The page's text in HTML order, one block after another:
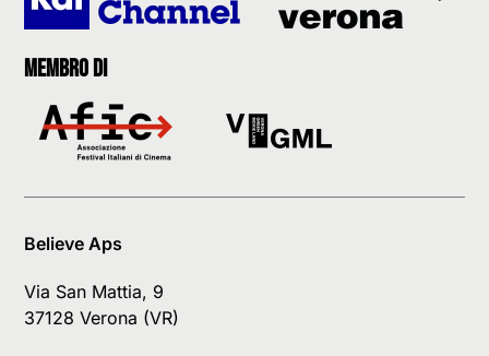
Membro di
Believe Aps
Via San Mattia, 9
37128 Verona (VR)